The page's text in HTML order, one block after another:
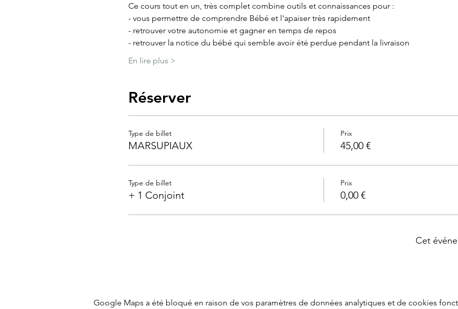
Ce cours tout en un, très complet combine outils et connaissances pour :
- vous permettre de comprendre Bébé et l'apaiser très rapidement
- retrouver votre autonomie et gagner en temps de repos
- retrouver la notice du bébé qui semble avoir été perdue pendant la livraison
En lire plus >
Réserver
Type de billet
MARSUPIAUX
Prix
45,00 €
Type de billet
+ 1 Conjoint
Prix
0,00 €
Cet
Google Maps a été bloqué en raison de vos paramètres de données analytiques et de cookies